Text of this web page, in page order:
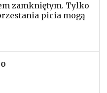
zamkniętym. Tylko
picia mogą